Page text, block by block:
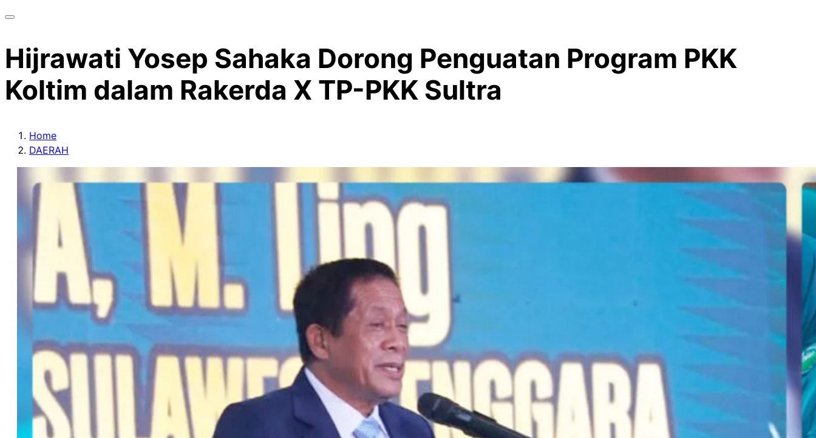
Hijrawati Yosep Sahaka Dorong Penguatan Program PKK
Koltim dalam Rakerda X TP-PKK Sultra
Home
DAERAH